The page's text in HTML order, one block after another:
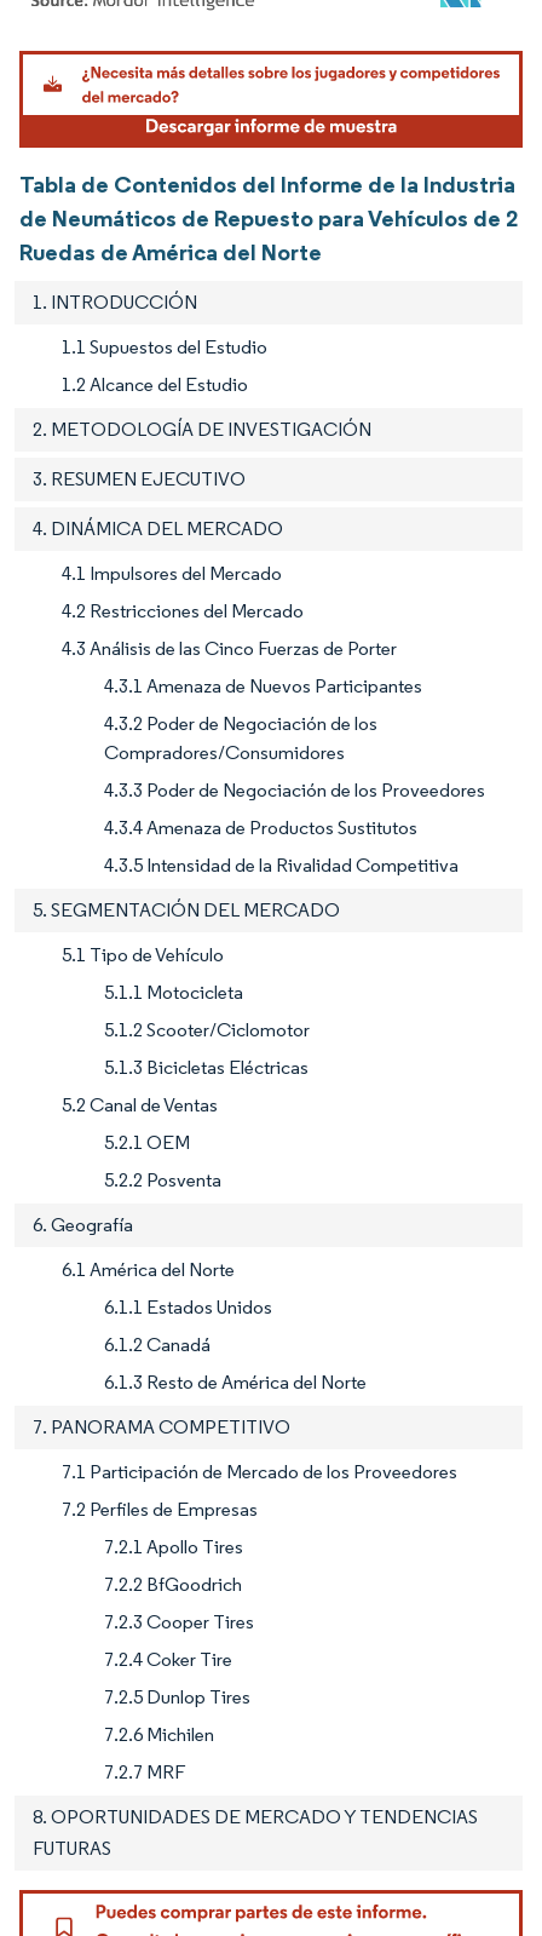
Imagen © Mordor Intelligence. El uso requiere atribución según CC BY 4.0.
Tabla de Contenidos del Informe de la Industria
de Neumáticos de Repuesto para Vehículos de 2
Ruedas de América del Norte
1. INTRODUCCIÓN
1.1 Supuestos del Estudio
1.2 Alcance del Estudio
2. METODOLOGÍA DE INVESTIGACIÓN
3. RESUMEN EJECUTIVO
4. DINÁMICA DEL MERCADO
4.1 Impulsores del Mercado
4.2 Restricciones del Mercado
4.3 Análisis de las Cinco Fuerzas de Porter
4.3.1 Amenaza de Nuevos Participantes
4.3.2 Poder de Negociación de los
Compradores/Consumidores
4.3.3 Poder de Negociación de los Proveedores
4.3.4 Amenaza de Productos Sustitutos
4.3.5 Intensidad de la Rivalidad Competitiva
5. SEGMENTACIÓN DEL MERCADO
5.1 Tipo de Vehículo
5.1.1 Motocicleta
5.1.2 Scooter/Ciclomotor
5.1.3 Bicicletas Eléctricas
5.2 Canal de Ventas
5.2.1 OEM
5.2.2 Posventa
6. Geografía
6.1 América del Norte
6.1.1 Estados Unidos
6.1.2 Canadá
6.1.3 Resto de América del Norte
7. PANORAMA COMPETITIVO
7.1 Participación de Mercado de los Proveedores
7.2 Perfiles de Empresas
7.2.1 Apollo Tires
7.2.2 BfGoodrich
7.2.3 Cooper Tires
7.2.4 Coker Tire
7.2.5 Dunlop Tires
7.2.6 Michilen
7.2.7 MRF
8. OPORTUNIDADES DE MERCADO Y TENDENCIAS
FUTURAS